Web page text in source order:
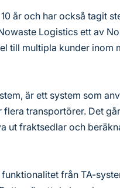
år och har också tagit
Logistics ett av
till multipla kunder inom
är ett system som
transportörer. Det går
ut fraktsedlar och
från TA-